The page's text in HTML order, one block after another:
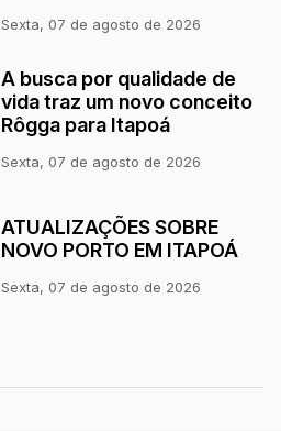
Sexta, 07 de agosto de 2026
A busca por qualidade de
vida traz um novo conceito
Rôgga para Itapoá
Sexta, 07 de agosto de 2026
ATUALIZAÇÕES SOBRE
NOVO PORTO EM ITAPOÁ
Sexta, 07 de agosto de 2026